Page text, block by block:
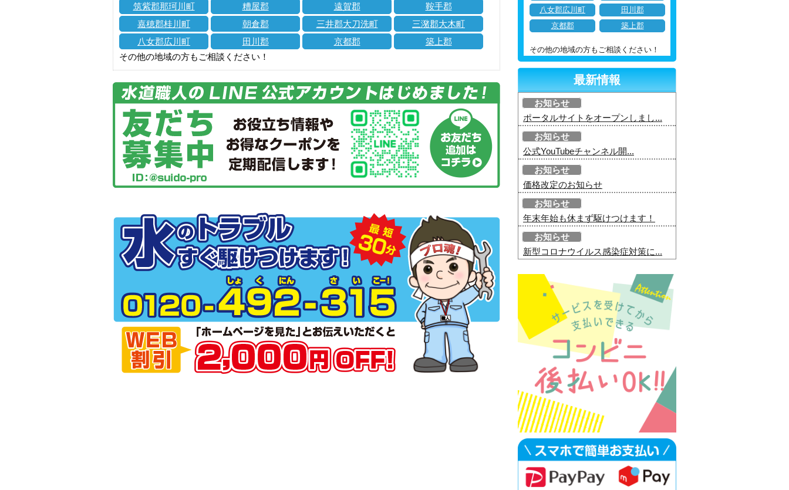
筑紫郡那珂川町
糟屋郡 遠賀郡
鞍手郡
嘉穂郡桂川町
朝倉郡 三井郡大刀洗町
三潴郡大木町
八女郡広川町
田川郡 京都郡
築上郡
その他の地域の方もご相談ください！
八女郡広川町
田川郡
京都郡
築上郡
その他の地域の方もご相談ください！
最新情報
お知らせ
ポータルサイトをオープンしまし...
お知らせ
公式YouTubeチャンネル開...
お知らせ
価格改定のお知らせ
お知らせ
年末年始も休まず駆けつけます！
お知らせ
新型コロナウイルス感染症対策に...